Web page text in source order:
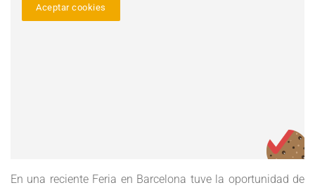
Aceptar cookies
En una reciente Feria en Barcelona tuve la oportunidad de